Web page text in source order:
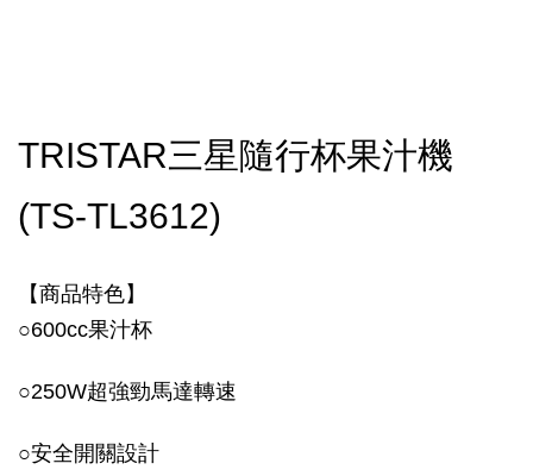
TRISTAR三星隨行杯果汁機
(TS-TL3612)
【商品特色】
○600cc果汁杯
○250W超強勁馬達轉速
○安全開關設計